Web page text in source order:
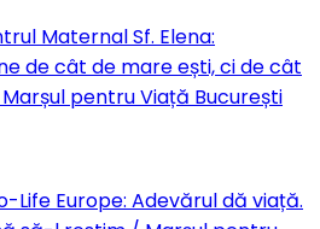
Maternal Sf. Elena:
de cât de mare ești, ci de cât
pentru Viață București
Life Europe: Adevărul dă viață.